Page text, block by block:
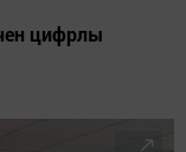
цифрлы